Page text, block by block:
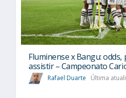
Fluminense x Bangu: odds,
assistir – Campeonato
Rafael Duarte Última